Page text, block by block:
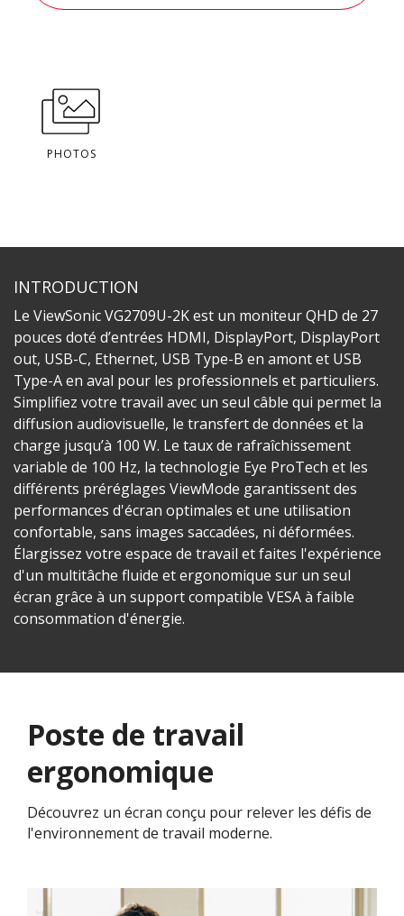
PHOTOS
INTRODUCTION
Le ViewSonic VG2709U-2K est un moniteur QHD de 27
pouces doté d’entrées HDMI, DisplayPort, DisplayPort
out, USB-C, Ethernet, USB Type-B en amont et USB
Type-A en aval pour les professionnels et particuliers.
Simplifiez votre travail avec un seul câble qui permet la
diffusion audiovisuelle, le transfert de données et la
charge jusqu’à 100 W. Le taux de rafraîchissement
variable de 100 Hz, la technologie Eye ProTech et les
différents préréglages ViewMode garantissent des
performances d'écran optimales et une utilisation
confortable, sans images saccadées, ni déformées.
Élargissez votre espace de travail et faites l'expérience
d'un multitâche fluide et ergonomique sur un seul
écran grâce à un support compatible VESA à faible
consommation d'énergie.
Poste de travail
ergonomique
Découvrez un écran conçu pour relever les défis de
l'environnement de travail moderne.